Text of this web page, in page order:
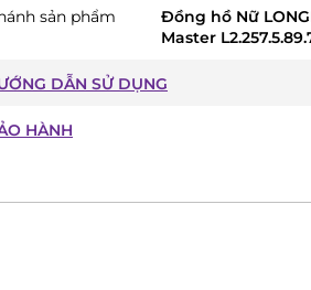
sản phẩm
Đồng hồ Nữ
Master
DẪN SỬ DỤNG
HÀNH